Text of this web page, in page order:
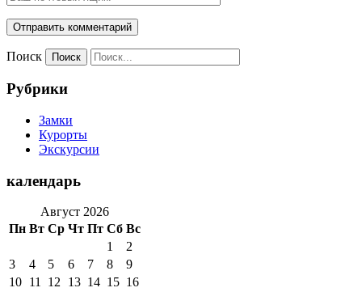
Поиск
Рубрики
Замки
Курорты
Экскурсии
календарь
Август 2026
Пн Вт Ср Чт Пт Сб Вс
1
2
3
4 5 6 7 8
9
10 11 12 13 14 15 16